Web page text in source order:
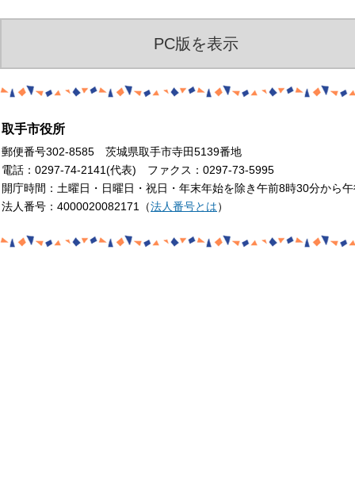
PC版を表示
取手市役所
郵便番号302-8585 茨城県取手市寺田5139番地
電話：0297-74-2141(代表) ファクス：0297-73-5995
開庁時間：土曜日・日曜日・祝日・年末年始を除き午前8時30分から
法人番号：4000020082171（法人番号とは）